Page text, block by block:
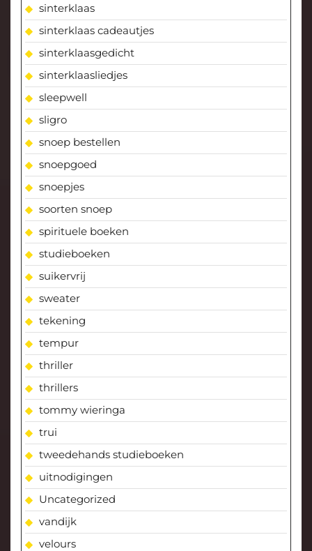
sinterklaas
sinterklaas cadeautjes
sinterklaasgedicht
sinterklaasliedjes
sleepwell
sligro
snoep bestellen
snoepgoed
snoepjes
soorten snoep
spirituele boeken
studieboeken
suikervrij
sweater
tekening
tempur
thriller
thrillers
tommy wieringa
trui
tweedehands studieboeken
uitnodigingen
Uncategorized
vandijk
velours